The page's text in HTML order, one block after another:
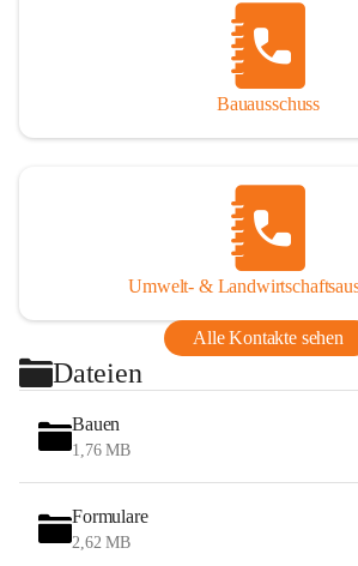
Bauausschuss
Umwelt- &
Alle Kontakte sehen
Dateien
Bauen
1,76 MB
Formulare
2,62 MB